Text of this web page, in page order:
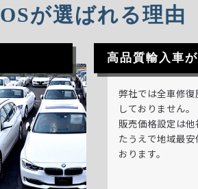
OSが選ばれる理由
高品質輸入車
弊社では全車修
しておりません。
販売価格設定は
たうえで地域最
おります。